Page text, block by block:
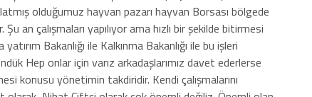
olduğumuz hayvan pazarı hayvan Borsası bölgede
an çalışmaları yapılıyor ama hızlı bir şekilde bitirmesi
Bakanlığı ile Kalkınma Bakanlığı ile bu işleri
Hep onlar için varız arkadaşlarımız davet ederlerse
konusu yönetimin takdiridir. Kendi çalışmalarını